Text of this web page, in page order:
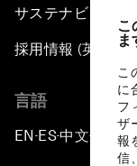
こ
ま
こ
に
フ
ザ
報
信
サステナビリティ
採用情報 (英語の
言語
EN ▪ ES▪中文▪ 日本語